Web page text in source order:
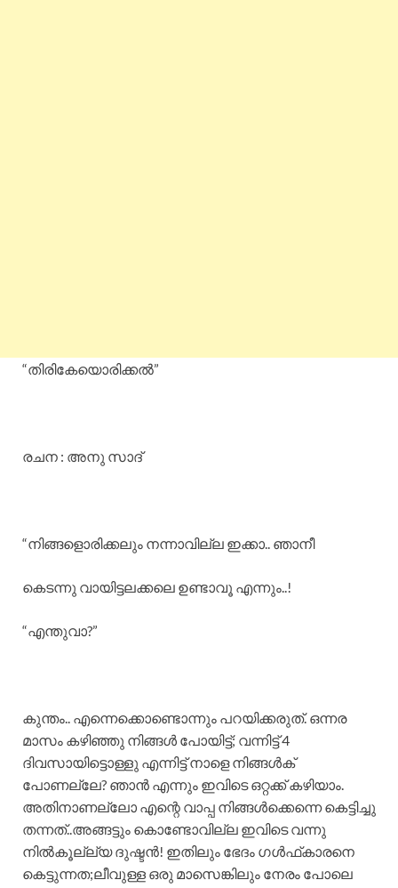
“തിരികേയൊരിക്കൽ”
രചന : അനു സാദ്
“നിങ്ങളൊരിക്കലും നന്നാവില്ല ഇക്കാ.. ഞാനീ
കെടന്നു വായിട്ടലക്കലെ ഉണ്ടാവൂ എന്നും..!
“എന്തുവാ?”
കുന്തം.. എന്നെക്കൊണ്ടൊന്നും പറയിക്കരുത്. ഒന്നര
മാസം കഴിഞ്ഞു നിങ്ങൾ പോയിട്ട്; വന്നിട്ട് 4
ദിവസായിട്ടൊള്ളു എന്നിട്ട് നാളെ നിങ്ങൾക്
പോണല്ലേ? ഞാൻ എന്നും ഇവിടെ ഒറ്റക്ക് കഴിയാം.
അതിനാണല്ലോ എന്റെ വാപ്പ നിങ്ങൾക്കെന്നെ കെട്ടിച്ചു
തന്നത്..അങ്ങട്ടും കൊണ്ടോവില്ല ഇവിടെ വന്നു
നിൽകൂല്ല്യ ദുഷ്ടൻ! ഇതിലും ഭേദം ഗൾഫ്‌കാരനെ
കെട്ടുന്നത;ലീവുള്ള ഒരു മാസെങ്കിലും നേരം പോലെ